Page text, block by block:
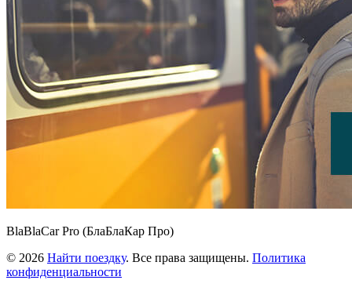
BlaBlaCar Pro (БлаБлаКар Про)
© 2026 Найти поездку. Все права защищены. Политика
конфиденциальности